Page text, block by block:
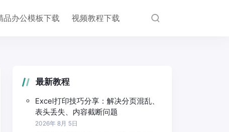
品办公模板下载 视频教程下载
最新教程
Excel打印技巧分享：解决分页混乱、
表头丢失、内容截断问题
2026年 8月 5日